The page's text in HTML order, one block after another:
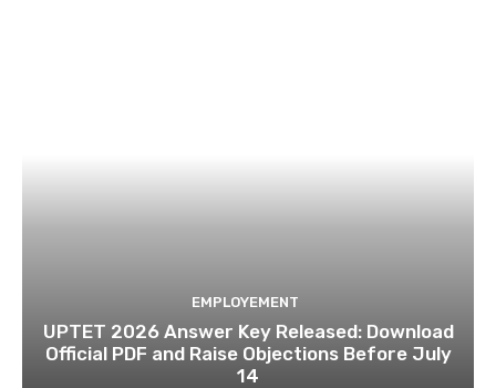
EMPLOYEMENT
UPTET 2026 Answer Key Released: Download
Official PDF and Raise Objections Before July
14